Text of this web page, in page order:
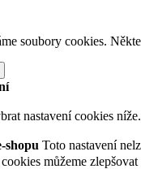
soubory cookies.
nastavení cookies níže.
shopu Toto nastavení
můžeme